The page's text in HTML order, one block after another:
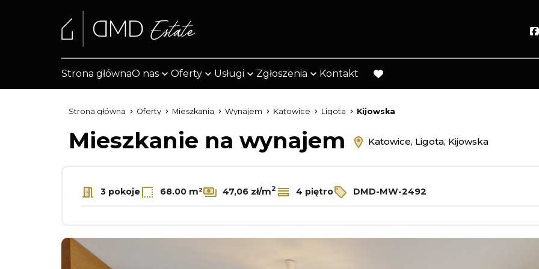
Strona głównaO nas Oferty Usługi Zgłoszenia Kontakt
favorite
Strona główna Oferty Mieszkania Wynajem Katowice Ligota Kijowska
Mieszkanie na wynajem Katowice, Ligota, Kijowska
3 pokoje 68.00 m² 47,06 zł/m2 4 piętro DMD-MW-2492